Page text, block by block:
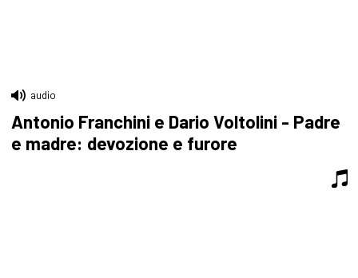
audio
Antonio Franchini e Dario Voltolini - Padre
e madre: devozione e furore